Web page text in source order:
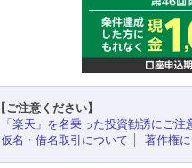
【ご注意ください】
「楽天」を名乗った投資勧誘にご注
仮名・借名取引について
著作権